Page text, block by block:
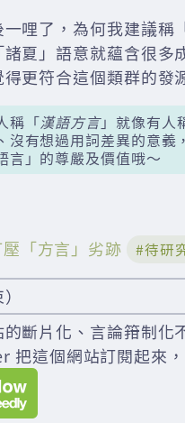
哩了，為何我建議稱
夏」語意就蘊含很多
更符合這個類群的發
稱「漢語方言」就像有人
沒有想過用詞差異的意
言」的尊嚴及價值哦～
「方言」劣跡 #待研
斷片化、言論箝制化
把這個網站訂閱起來